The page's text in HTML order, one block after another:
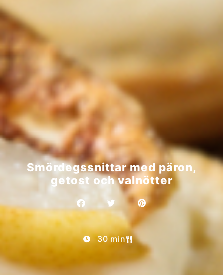
Smördegssnittar med päron,
getost och valnötter
30 min